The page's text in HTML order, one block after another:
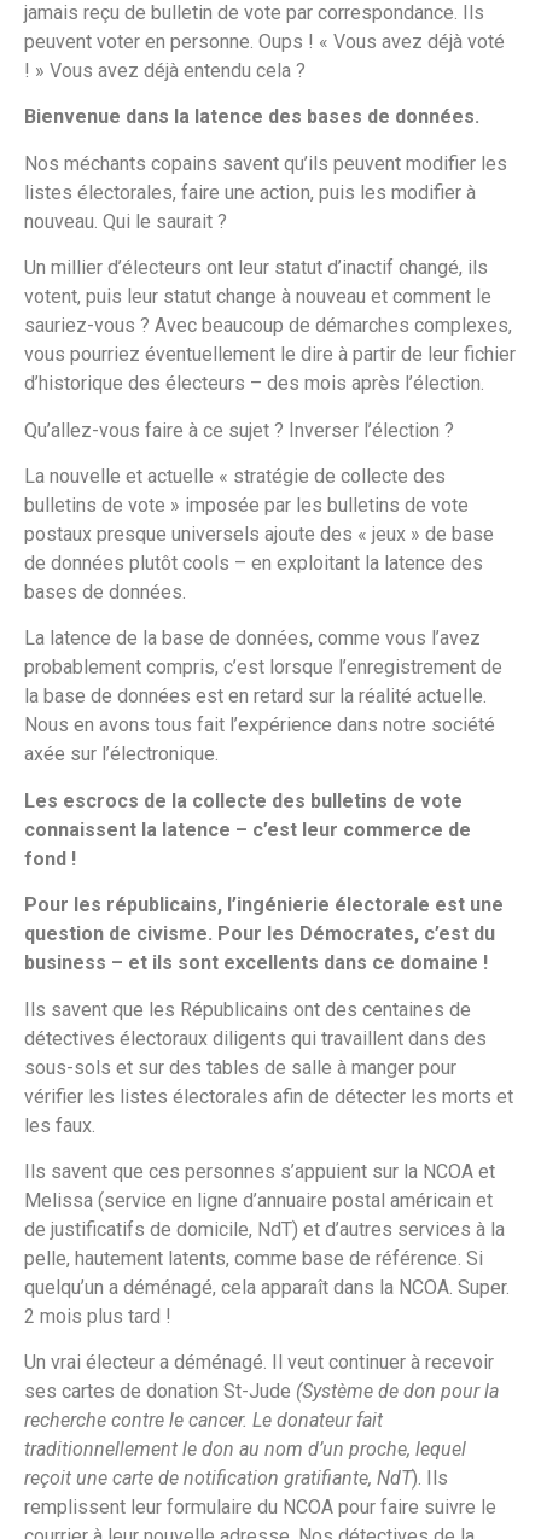
jamais reçu de bulletin de vote par correspondance. Ils
peuvent voter en personne. Oups ! « Vous avez déjà voté
! » Vous avez déjà entendu cela ?
Bienvenue dans la latence des bases de données.
Nos méchants copains savent qu’ils peuvent modifier les
listes électorales, faire une action, puis les modifier à
nouveau. Qui le saurait ?
Un millier d’électeurs ont leur statut d’inactif changé, ils
votent, puis leur statut change à nouveau et comment le
sauriez-vous ? Avec beaucoup de démarches complexes,
vous pourriez éventuellement le dire à partir de leur fichier
d’historique des électeurs – des mois après l’élection.
Qu’allez-vous faire à ce sujet ? Inverser l’élection ?
La nouvelle et actuelle « stratégie de collecte des
bulletins de vote » imposée par les bulletins de vote
postaux presque universels ajoute des « jeux » de base
de données plutôt cools – en exploitant la latence des
bases de données.
La latence de la base de données, comme vous l’avez
probablement compris, c’est lorsque l’enregistrement de
la base de données est en retard sur la réalité actuelle.
Nous en avons tous fait l’expérience dans notre société
axée sur l’électronique.
Les escrocs de la collecte des bulletins de vote
connaissent la latence – c’est leur commerce de
fond !
Pour les républicains, l’ingénierie électorale est une
question de civisme. Pour les Démocrates, c’est du
business – et ils sont excellents dans ce domaine !
Ils savent que les Républicains ont des centaines de
détectives électoraux diligents qui travaillent dans des
sous-sols et sur des tables de salle à manger pour
vérifier les listes électorales afin de détecter les morts et
les faux.
Ils savent que ces personnes s’appuient sur la NCOA et
Melissa (service en ligne d’annuaire postal américain et
de justificatifs de domicile, NdT) et d’autres services à la
pelle, hautement latents, comme base de référence. Si
quelqu’un a déménagé, cela apparaît dans la NCOA. Super.
2 mois plus tard !
Un vrai électeur a déménagé. Il veut continuer à recevoir
ses cartes de donation St-Jude (Système de don pour la
recherche contre le cancer. Le donateur fait
traditionnellement le don au nom d’un proche, lequel
reçoit une carte de notification gratifiante, NdT). Ils
remplissent leur formulaire du NCOA pour faire suivre le